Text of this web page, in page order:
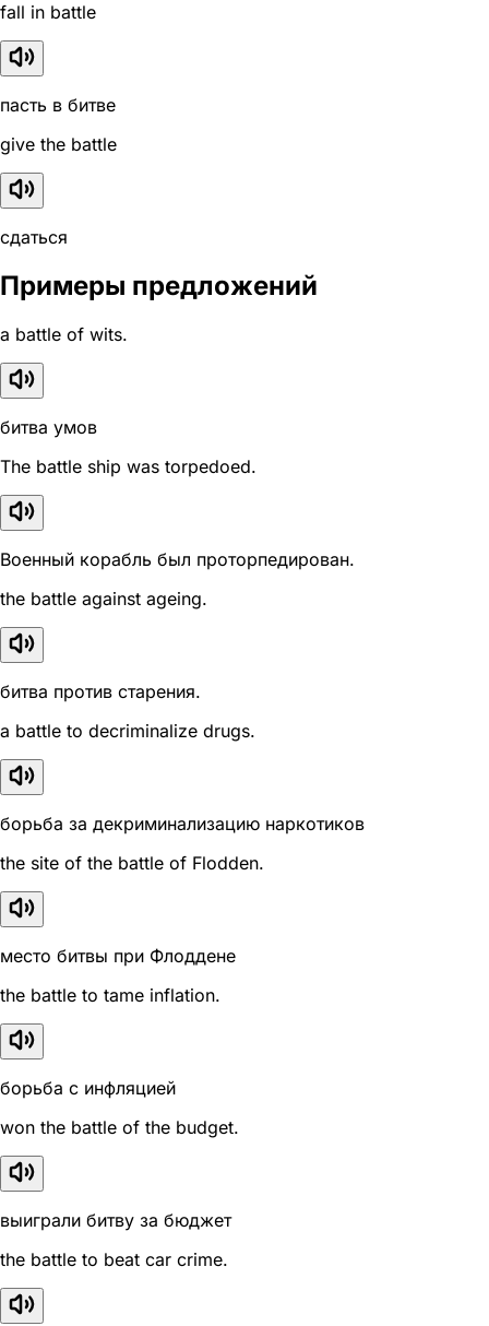
fall in battle
пасть в битве
give the battle
сдаться
Примеры предложений
a battle of wits.
битва умов
The battle ship was torpedoed.
Военный корабль был проторпедирован.
the battle against ageing.
битва против старения.
a battle to decriminalize drugs.
борьба за декриминализацию наркотиков
the site of the battle of Flodden.
место битвы при Флоддене
the battle to tame inflation.
борьба с инфляцией
won the battle of the budget.
выиграли битву за бюджет
the battle to beat car crime.